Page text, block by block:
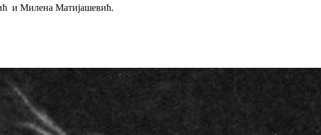
и Милена Матијашевић.